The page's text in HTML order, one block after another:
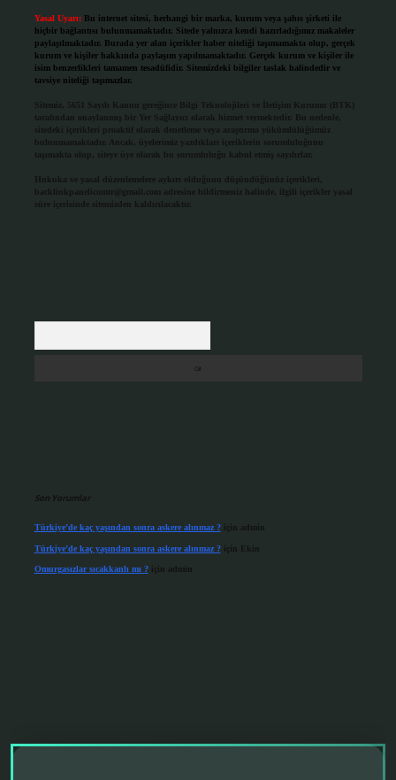
Yasal Uyarı: Bu internet sitesi, herhangi bir marka, kurum veya şahıs şirketi ile
hiçbir bağlantısı bulunmamaktadır. Sitede yalnızca kendi hazırladığımız makaleler
paylaşılmaktadır. Burada yer alan içerikler haber niteliği taşımamakta olup, gerçek
kurum ve kişiler hakkında paylaşım yapılmamaktadır. Gerçek kurum ve kişiler ile
isim benzerlikleri tamamen tesadüfidir. Sitemizdeki bilgiler taslak halindedir ve
tavsiye niteliği taşımazlar.
Sitemiz, 5651 Sayılı Kanun gereğince Bilgi Teknolojileri ve İletişim Kurumu (BTK)
tarafından onaylanmış bir Yer Sağlayıcı olarak hizmet vermektedir. Bu nedenle,
sitedeki içerikleri proaktif olarak denetleme veya araştırma yükümlülüğümüz
bulunmamaktadır. Ancak, üyelerimiz yazdıkları içeriklerin sorumluluğunu
taşımakta olup, siteye üye olarak bu sorumluluğu kabul etmiş sayılırlar.
Hukuka ve yasal düzenlemelere aykırı olduğunu düşündüğünüz içerikleri,
backlinkpanelicomtr@gmail.com adresine bildirmeniz halinde, ilgili içerikler yasal
süre içerisinde sitemizden kaldırılacaktır.
Son Yorumlar
Türkiye’de kaç yaşından sonra askere alınmaz ?için admin
Türkiye’de kaç yaşından sonra askere alınmaz ?için Ekin
Omurgasızlar sıcakkanlı mı ?için admin